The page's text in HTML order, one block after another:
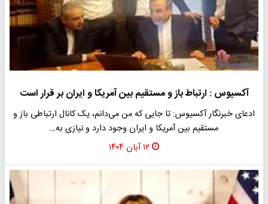
آکسیوس : ارتباط باز و مستقیم بین آمریکا و ایران بر قرار است
ادعای خبرنگار آکسیوس: تا جایی که من می‌دانم، یک کانال ارتباطی باز و
مستقیم بین آمریکا و ایران وجود دارد و نیازی به…
۱۲ آبان ۱۴۰۴